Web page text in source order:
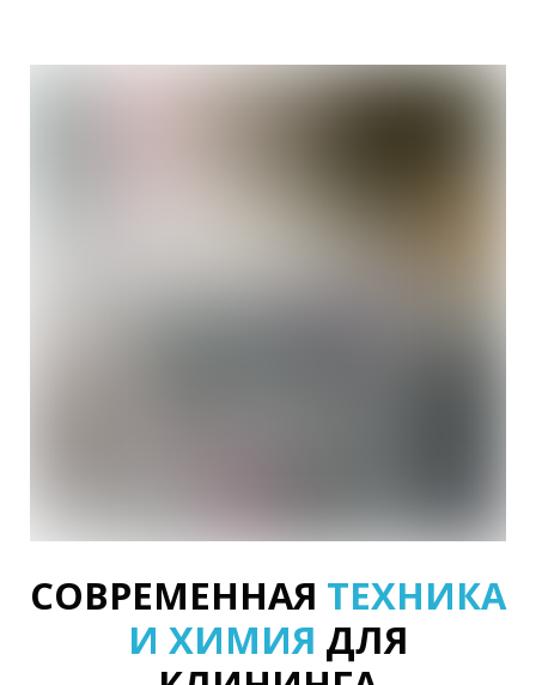
СОВРЕМЕННАЯ ТЕХНИКА
И ХИМИЯ ДЛЯ